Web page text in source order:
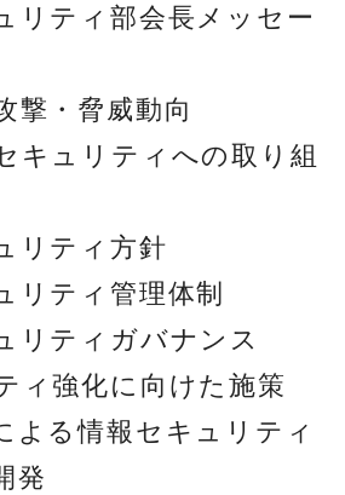
リティ部会長メッセー
撃・脅威動向
キュリティへの取り組
リティ方針
リティ管理体制
リティガバナンス
ィ強化に向けた施策
よる情報セキュリティ
発